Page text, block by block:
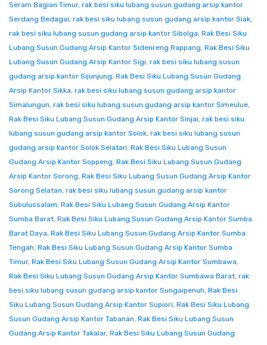
Seram Bagian Timur, rak besi siku lubang susun gudang arsip kantor
Serdang Bedagai, rak besi siku lubang susun gudang arsip kantor Siak,
rak besi siku lubang susun gudang arsip kantor Sibolga, Rak Besi Siku
Lubang Susun Gudang Arsip Kantor Sidenreng Rappang, Rak Besi Siku
Lubang Susun Gudang Arsip Kantor Sigi, rak besi siku lubang susun
gudang arsip kantor Sijunjung, Rak Besi Siku Lubang Susun Gudang
Arsip Kantor Sikka, rak besi siku lubang susun gudang arsip kantor
Simalungun, rak besi siku lubang susun gudang arsip kantor Simeulue,
Rak Besi Siku Lubang Susun Gudang Arsip Kantor Sinjai, rak besi siku
lubang susun gudang arsip kantor Solok, rak besi siku lubang susun
gudang arsip kantor Solok Selatan, Rak Besi Siku Lubang Susun
Gudang Arsip Kantor Soppeng, Rak Besi Siku Lubang Susun Gudang
Arsip Kantor Sorong, Rak Besi Siku Lubang Susun Gudang Arsip Kantor
Sorong Selatan, rak besi siku lubang susun gudang arsip kantor
Subulussalam, Rak Besi Siku Lubang Susun Gudang Arsip Kantor
Sumba Barat, Rak Besi Siku Lubang Susun Gudang Arsip Kantor Sumba
Barat Daya, Rak Besi Siku Lubang Susun Gudang Arsip Kantor Sumba
Tengah, Rak Besi Siku Lubang Susun Gudang Arsip Kantor Sumba
Timur, Rak Besi Siku Lubang Susun Gudang Arsip Kantor Sumbawa,
Rak Besi Siku Lubang Susun Gudang Arsip Kantor Sumbawa Barat, rak
besi siku lubang susun gudang arsip kantor Sungaipenuh, Rak Besi
Siku Lubang Susun Gudang Arsip Kantor Supiori, Rak Besi Siku Lubang
Susun Gudang Arsip Kantor Tabanan, Rak Besi Siku Lubang Susun
Gudang Arsip Kantor Takalar, Rak Besi Siku Lubang Susun Gudang